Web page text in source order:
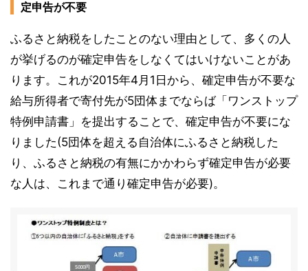
定申告が不要
ふるさと納税をしたことのない理由として、多くの人
が挙げるのが確定申告をしなくてはいけないことがあ
ります。これが2015年4月1日から、確定申告が不要な
給与所得者で寄付先が5団体までならば「ワンストップ
特例申請書」を提出することで、確定申告が不要にな
りました(5団体を超える自治体にふるさと納税した
り、ふるさと納税の有無にかかわらず確定申告が必要
な人は、これまで通り確定申告が必要)。